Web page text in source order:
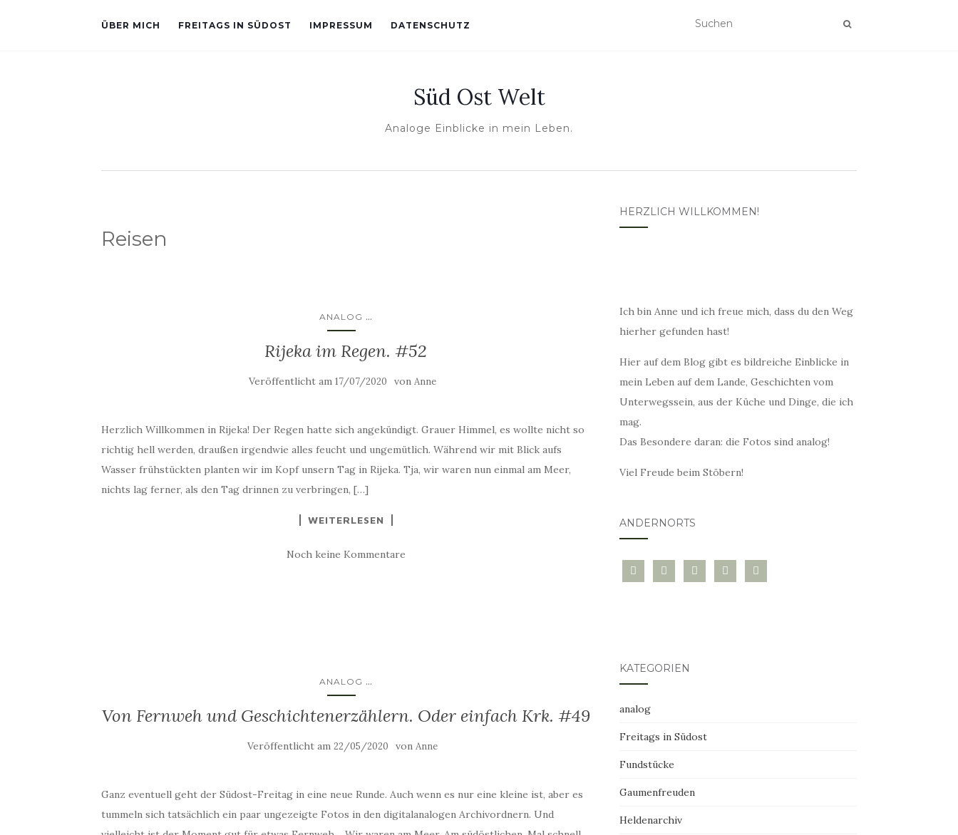
ÜBER MICH FREITAGS IN SÜDOST IMPRESSUM DATENSCHUTZ
Süd Ost Welt
Analoge Einblicke in mein Leben.
Reisen
ANALOG ...
Rijeka im Regen. #52
Veröffentlicht am 17/07/2020 von Anne
Herzlich Willkommen in Rijeka! Der Regen hatte sich angekündigt. Grauer Himmel, es wollte nicht so
richtig hell werden, draußen irgendwie alles feucht und ungemütlich. Während wir mit Blick aufs
Wasser frühstückten planten wir im Kopf unsern Tag in Rijeka. Tja, wir waren nun einmal am Meer,
nichts lag ferner, als den Tag drinnen zu verbringen, […]
WEITERLESEN
Noch keine Kommentare
ANALOG ...
Von Fernweh und Geschichtenerzählern. Oder einfach Krk. #49
Veröffentlicht am 22/05/2020 von Anne
Ganz eventuell geht der Südost-Freitag in eine neue Runde. Auch wenn es nur eine kleine ist, aber es
tummeln sich tatsächlich ein paar ungezeigte Fotos in den digitalanalogen Archivordnern. Und
HERZLICH WILLKOMMEN!
Ich bin Anne und ich freue mich, dass du den Weg
hierher gefunden hast!
Hier auf dem Blog gibt es bildreiche Einblicke in
mein Leben auf dem Lande, Geschichten vom
Unterwegssein, aus der Küche und Dinge, die ich
mag.
Das Besondere daran: die Fotos sind analog!
Viel Freude beim Stöbern!
ANDERNORTS
bloglovininstagramtwitter pinterest
mail
KATEGORIEN
analog
Freitags in Südost
Fundstücke
Gaumenfreuden
Heldenarchiv